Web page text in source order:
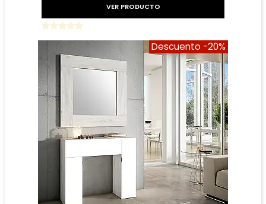
VER PRODUCTO
Descuento -20%